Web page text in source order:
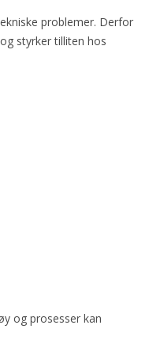
problemer. Derfor
styrker tilliten hos
og prosesser kan